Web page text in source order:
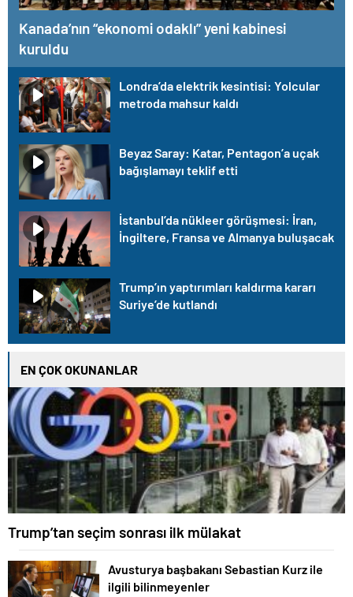
Kanada’nın “ekonomi odaklı” yeni kabinesi
kuruldu
Londra’da elektrik kesintisi: Yolcular
metroda mahsur kaldı
Beyaz Saray: Katar, Pentagon’a uçak
bağışlamayı teklif etti
İstanbul’da nükleer görüşmesi: İran,
İngiltere, Fransa ve Almanya buluşacak
Trump’ın yaptırımları kaldırma kararı
Suriye’de kutlandı
EN ÇOK OKUNANLAR
Trump’tan seçim sonrası ilk mülakat
Avusturya başbakanı Sebastian Kurz ile
ilgili bilinmeyenler